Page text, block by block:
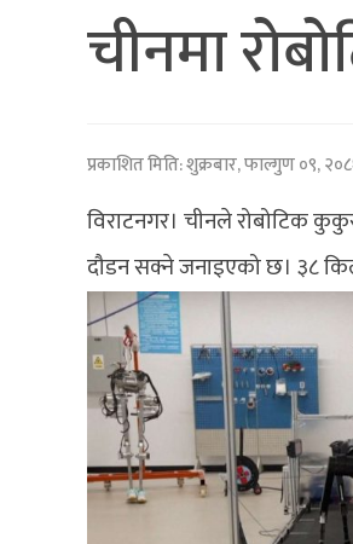
चीनमा
प्रकाशित मिति:शुक्रबार, फाल्गुण ०९,
विराटनगर। चीनले रोबोटिक
दौडन सक्ने जनाइएको छ। ३८